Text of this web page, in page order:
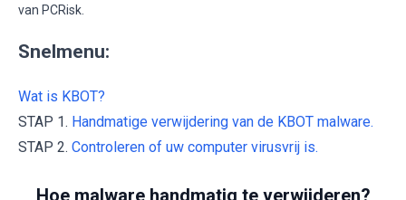
van PCRisk.
Snelmenu:
Wat is KBOT?
STAP 1. Handmatige verwijdering van de KBOT malware.
STAP 2. Controleren of uw computer virusvrij is.
Hoe malware handmatig te verwijderen?